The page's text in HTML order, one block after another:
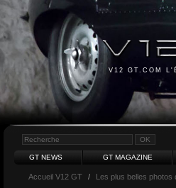
V12 GT.COM
GT NEWS GT MAGAZINE
Accueil V12 GT / Les plus belles photos